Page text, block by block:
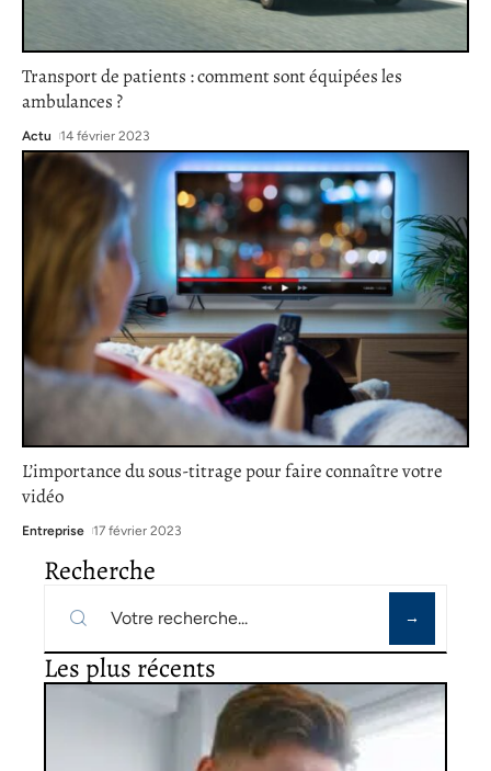
Transport de patients : comment sont équipées les
ambulances ?
Actu 14 février 2023
L’importance du sous-titrage pour faire connaître votre
vidéo
Entreprise 17 février 2023
Recherche
Les plus récents